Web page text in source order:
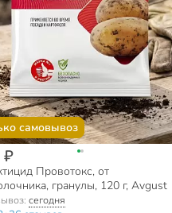
самовывоз
₽
Провотокс, от
гранулы, 120 г, Avgust
сегодня